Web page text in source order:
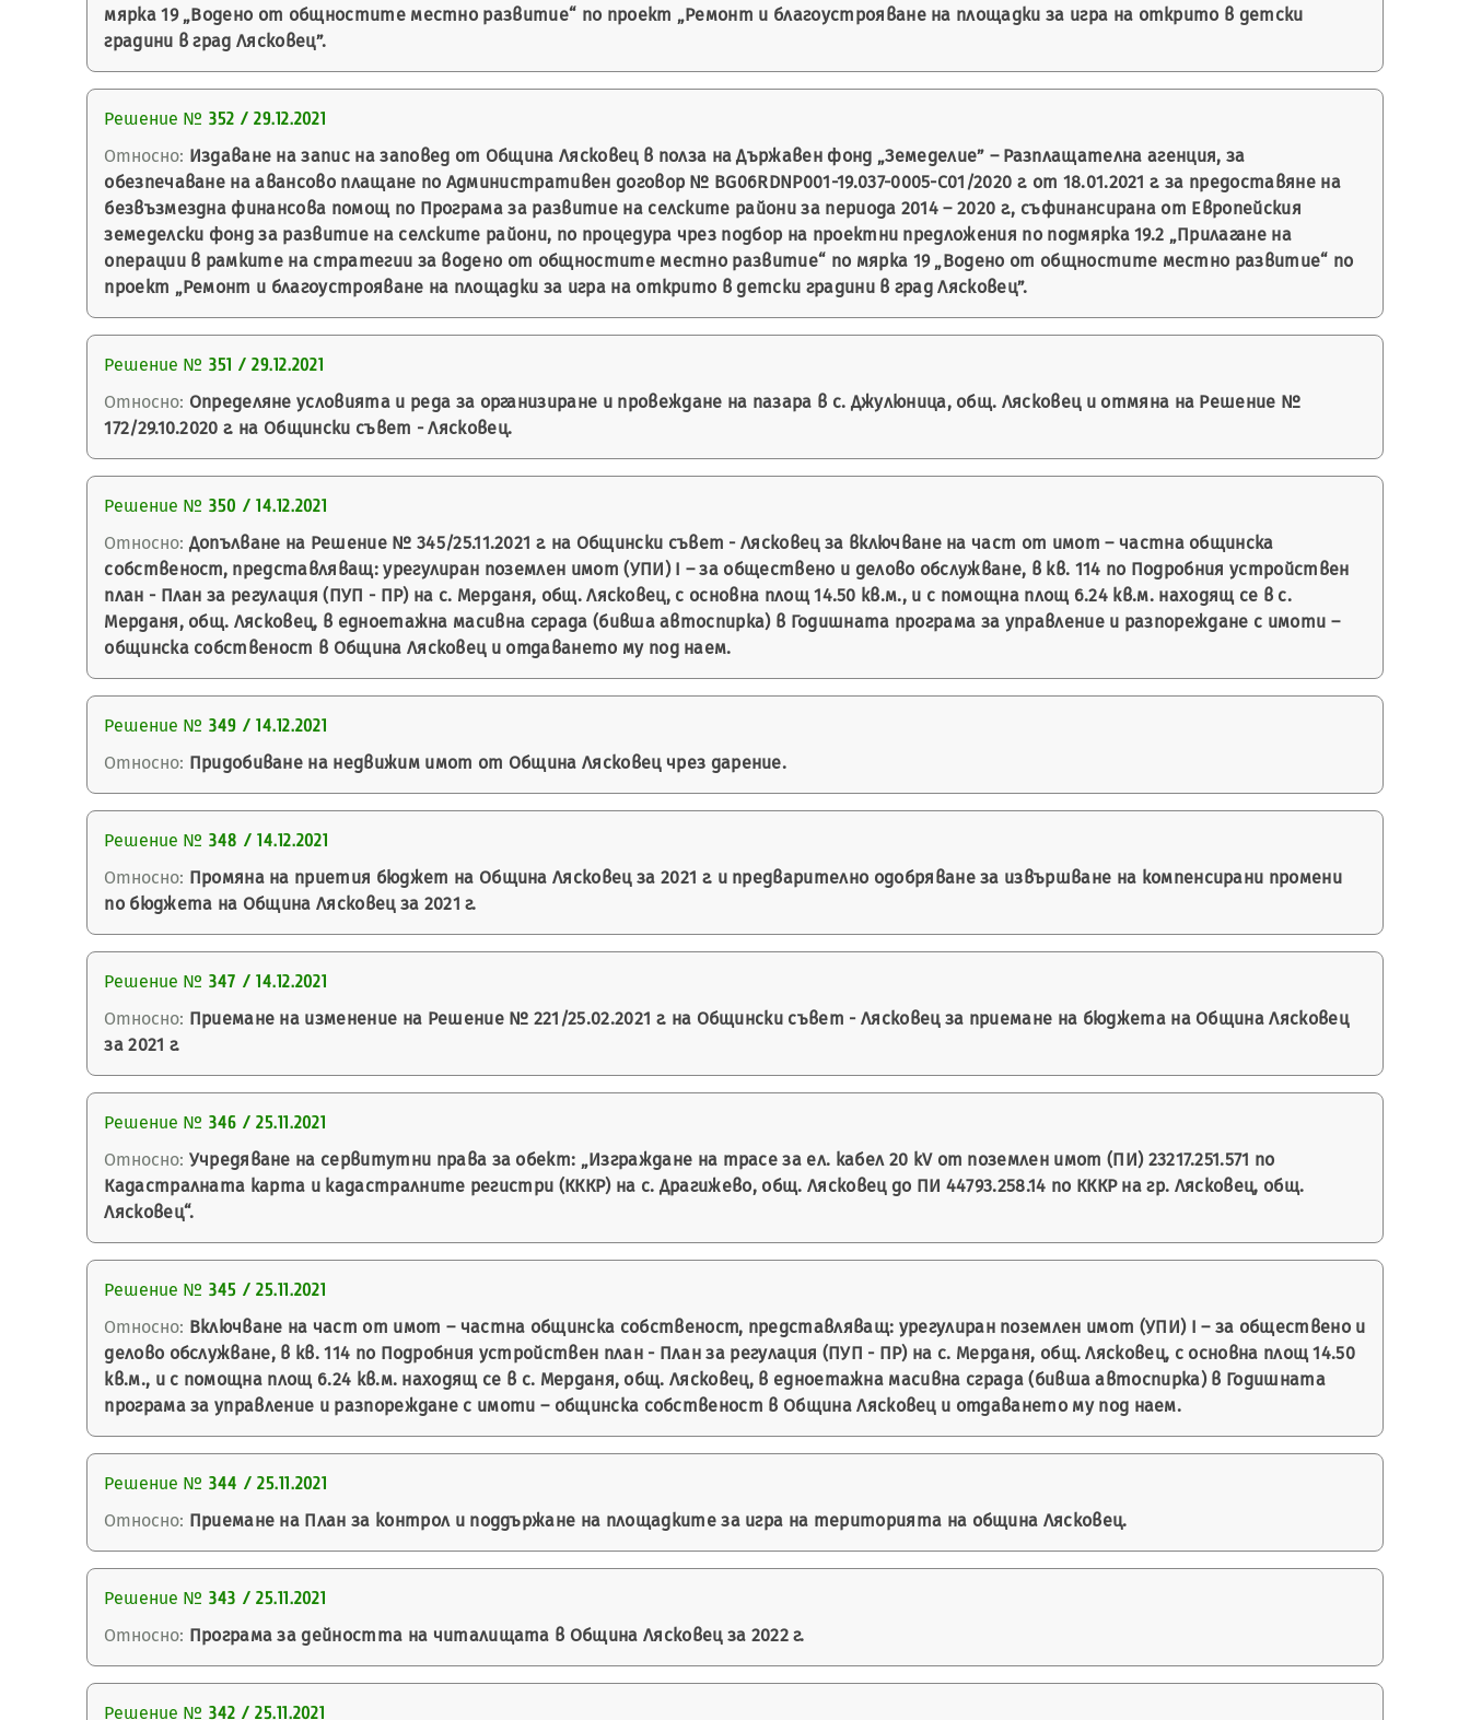
мярка 19 „Водено от общностите местно развитие“ по проект „Ремонт и благоустрояване на площадки за игра на открито в детски
градини в град Лясковец”.
Решение № 352 / 29.12.2021
Относно: Издаване на запис на заповед от Община Лясковец в полза на Държавен фонд „Земеделие” – Разплащателна агенция, за
обезпечаване на авансово плащане по Административен договор № BG06RDNP001-19.037-0005-С01/2020 г. от 18.01.2021 г. за предоставяне на
безвъзмездна финансова помощ по Програма за развитие на селските райони за периода 2014 – 2020 г., съфинансирана от Европейския
земеделски фонд за развитие на селските райони, по процедура чрез подбор на проектни предложения по подмярка 19.2 „Прилагане на
операции в рамките на стратегии за водено от общностите местно развитие“ по мярка 19 „Водено от общностите местно развитие“ по
проект „Ремонт и благоустрояване на площадки за игра на открито в детски градини в град Лясковец”.
Решение № 351 / 29.12.2021
Относно: Определяне условията и реда за организиране и провеждане на пазара в с. Джулюница, общ. Лясковец и отмяна на Решение №
172/29.10.2020 г. на Общински съвет - Лясковец.
Решение № 350 / 14.12.2021
Относно: Допълване на Решение № 345/25.11.2021 г. на Общински съвет - Лясковец за включване на част от имот – частна общинска
собственост, представляващ: урегулиран поземлен имот (УПИ) І – за обществено и делово обслужване, в кв. 114 по Подробния устройствен
план - План за регулация (ПУП - ПР) на с. Мерданя, общ. Лясковец, с основна площ 14.50 кв.м., и с помощна площ 6.24 кв.м. находящ се в с.
Мерданя, общ. Лясковец, в едноетажна масивна сграда (бивша автоспирка) в Годишната програма за управление и разпореждане с имоти –
общинска собственост в Община Лясковец и отдаването му под наем.
Решение № 349 / 14.12.2021
Относно: Придобиване на недвижим имот от Община Лясковец чрез дарение.
Решение № 348 / 14.12.2021
Относно: Промяна на приетия бюджет на Община Лясковец за 2021 г. и предварително одобряване за извършване на компенсирани промени
по бюджета на Община Лясковец за 2021 г.
Решение № 347 / 14.12.2021
Относно: Приемане на изменение на Решение № 221/25.02.2021 г. на Общински съвет - Лясковец за приемане на бюджета на Община Лясковец
за 2021 г.
Решение № 346 / 25.11.2021
Относно: Учредяване на сервитутни права за обект: „Изграждане на трасе за ел. кабел 20 kV от поземлен имот (ПИ) 23217.251.571 по
Кадастралната карта и кадастралните регистри (КККР) на с. Драгижево, общ. Лясковец до ПИ 44793.258.14 по КККР на гр. Лясковец, общ.
Лясковец“.
Решение № 345 / 25.11.2021
Относно: Включване на част от имот – частна общинска собственост, представляващ: урегулиран поземлен имот (УПИ) І – за обществено и
делово обслужване, в кв. 114 по Подробния устройствен план - План за регулация (ПУП - ПР) на с. Мерданя, общ. Лясковец, с основна площ 14.50
кв.м., и с помощна площ 6.24 кв.м. находящ се в с. Мерданя, общ. Лясковец, в едноетажна масивна сграда (бивша автоспирка) в Годишната
програма за управление и разпореждане с имоти – общинска собственост в Община Лясковец и отдаването му под наем.
Решение № 344 / 25.11.2021
Относно: Приемане на План за контрол и поддържане на площадките за игра на територията на община Лясковец.
Решение № 343 / 25.11.2021
Относно: Програма за дейността на читалищата в Община Лясковец за 2022 г.
Решение № 342 / 25.11.2021